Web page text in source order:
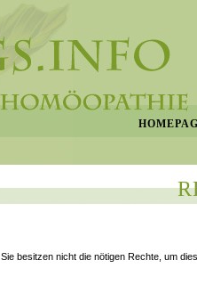
Sie besitzen nicht die nötigen Rechte, um